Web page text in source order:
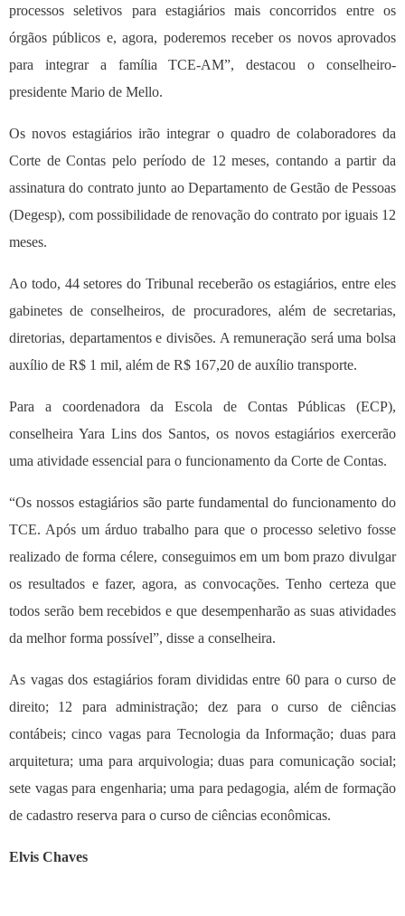
processos seletivos para estagiários mais concorridos entre os
órgãos públicos e, agora, poderemos receber os novos aprovados
para integrar a família TCE-AM”, destacou o conselheiro-
presidente Mario de Mello.
Os novos estagiários irão integrar o quadro de colaboradores da
Corte de Contas pelo período de 12 meses, contando a partir da
assinatura do contrato junto ao Departamento de Gestão de Pessoas
(Degesp), com possibilidade de renovação do contrato por iguais 12
meses.
Ao todo, 44 setores do Tribunal receberão os estagiários, entre eles
gabinetes de conselheiros, de procuradores, além de secretarias,
diretorias, departamentos e divisões. A remuneração será uma bolsa
auxílio de R$ 1 mil, além de R$ 167,20 de auxílio transporte.
Para a coordenadora da Escola de Contas Públicas (ECP),
conselheira Yara Lins dos Santos, os novos estagiários exercerão
uma atividade essencial para o funcionamento da Corte de Contas.
“Os nossos estagiários são parte fundamental do funcionamento do
TCE. Após um árduo trabalho para que o processo seletivo fosse
realizado de forma célere, conseguimos em um bom prazo divulgar
os resultados e fazer, agora, as convocações. Tenho certeza que
todos serão bem recebidos e que desempenharão as suas atividades
da melhor forma possível”, disse a conselheira.
As vagas dos estagiários foram divididas entre 60 para o curso de
direito; 12 para administração; dez para o curso de ciências
contábeis; cinco vagas para Tecnologia da Informação; duas para
arquitetura; uma para arquivologia; duas para comunicação social;
sete vagas para engenharia; uma para pedagogia, além de formação
de cadastro reserva para o curso de ciências econômicas.
Elvis Chaves